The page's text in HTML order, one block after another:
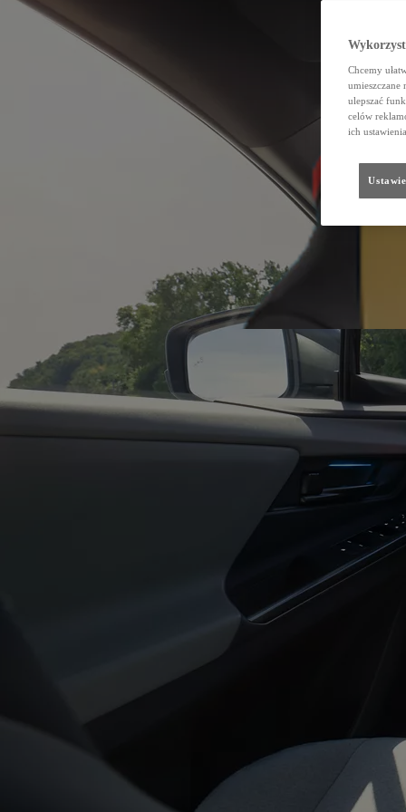
Chcemy
ulepszać
celów
ich